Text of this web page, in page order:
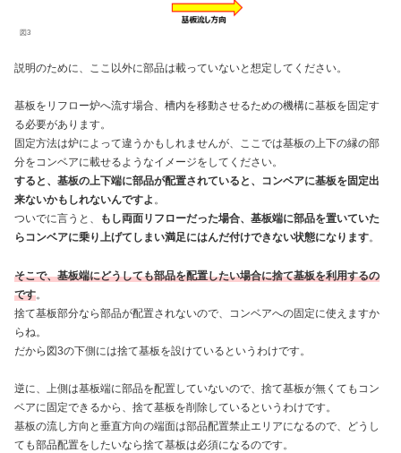
図3
説明のために、ここ以外に部品は載っていないと想定してください。
基板をリフロー炉へ流す場合、槽内を移動させるための機構に基板を固定す
る必要があります。
固定方法は炉によって違うかもしれませんが、ここでは基板の上下の縁の部
分をコンベアに載せるようなイメージをしてください。
すると、基板の上下端に部品が配置されていると、コンベアに基板を固定出
来ないかもしれないんですよ 。
ついでに言うと、
もし両面リフローだった場合、基板端に部品を置いていた
らコンベアに乗り上げてしまい満足にはんだ付けできない状態になります。
そこで、基板端にどうしても部品を配置したい場合に捨て基板を利用するの
です。
捨て基板部分なら部品が配置されないので、コンベアへの固定に使えますか
らね。
だから図3の下側には捨て基板を設けているというわけです。
逆に、上側は基板端に部品を配置していないので、捨て基板が無くてもコン
ベアに固定できるから、捨て基板を削除しているというわけです。
基板の流し方向と垂直方向の端面は部品配置禁止エリアになるので、どうし
ても部品配置をしたいなら捨て基板は必須になるのです。